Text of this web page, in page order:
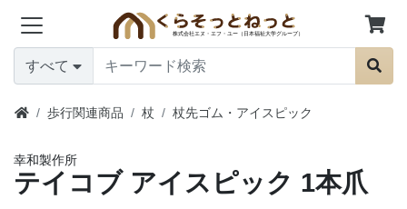
すべて
歩行関連商品 杖 杖先ゴム・アイスピック
幸和製作所
テイコブ アイスピック 1本爪